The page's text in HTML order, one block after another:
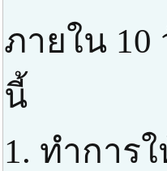
ภายใน
นี้
1. ทำการใ